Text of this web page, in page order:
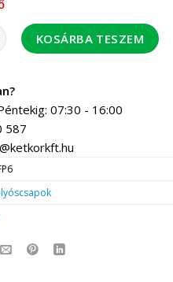
golyóscsap 2" BB mennyiség
KOSÁRBA TESZEM
07:30 - 16:00
587